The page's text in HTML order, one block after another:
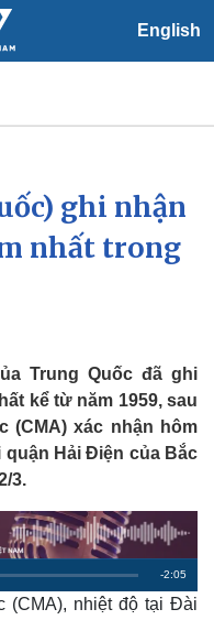
English
hội
24h
báo thời tiết
ghi nhận
nhất trong
Trung Quốc đã ghi
kể từ năm 1959, sau
(CMA) xác nhận hôm
quận Hải Điện của Bắc
3.
R
e
-2:05
(CMA), nhiệt độ tại Đài